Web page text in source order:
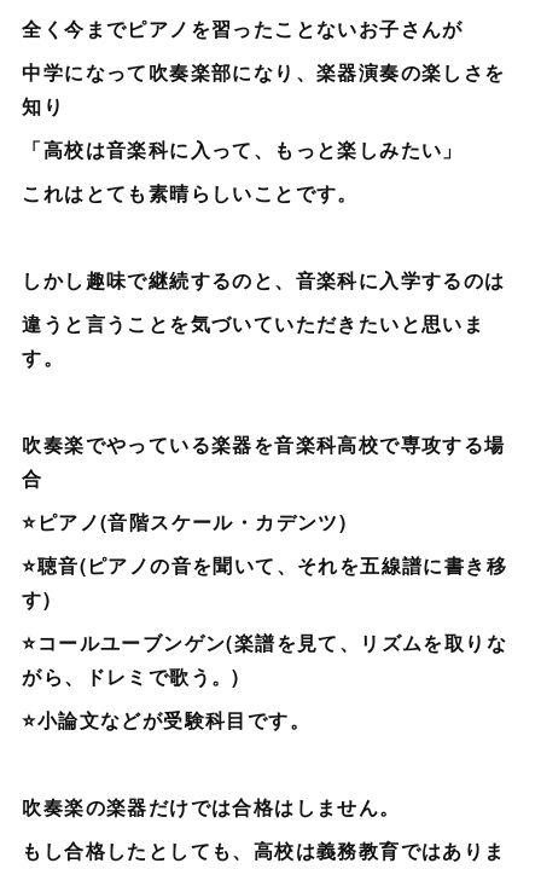
全く今までピアノを習ったことないお子さんが
中学になって吹奏楽部になり、楽器演奏の楽しさを
知り
「高校は音楽科に入って、もっと楽しみたい」
これはとても素晴らしいことです。
しかし趣味で継続するのと、音楽科に入学するのは
違うと言うことを気づいていただきたいと思いま
す。
吹奏楽でやっている楽器を音楽科高校で専攻する場
合
⭐ピアノ(音階スケール・カデンツ)
⭐聴音(ピアノの音を聞いて、それを五線譜に書き移
す)
⭐コールユーブンゲン(楽譜を見て、リズムを取りな
がら、ドレミで歌う。)
⭐小論文などが受験科目です。
吹奏楽の楽器だけでは合格はしません。
もし合格したとしても、高校は義務教育ではありま